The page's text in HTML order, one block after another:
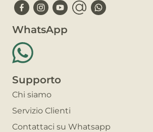
WhatsApp
Supporto
Chi siamo
Servizio Clienti
Contattaci su Whatsapp